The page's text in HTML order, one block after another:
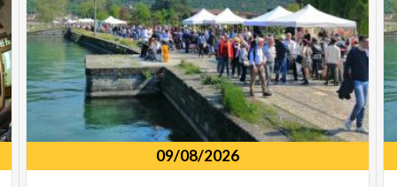
09/08/2026